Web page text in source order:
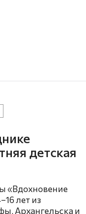
детская
«Вдохновение
лет из
Архангельска и